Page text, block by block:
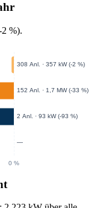
%).